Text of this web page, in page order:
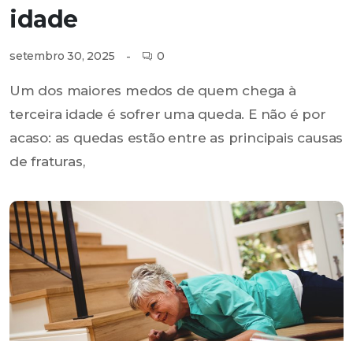
idade
setembro 30, 2025 0
Um dos maiores medos de quem chega à
terceira idade é sofrer uma queda. E não é por
acaso: as quedas estão entre as principais causas
de fraturas,